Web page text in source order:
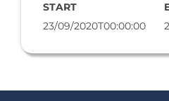
START
23/09/2020T00:00:00